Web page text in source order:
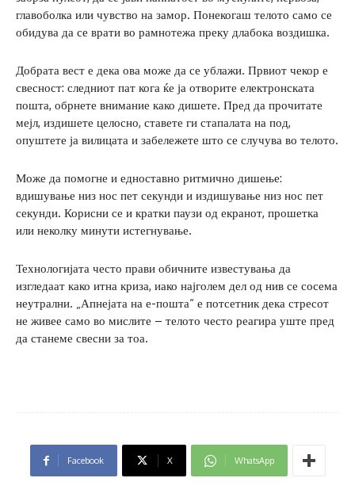
главоболка или чувство на замор. Понекогаш телото само се
обидува да се врати во рамнотежа преку длабока воздишка.
Добрата вест е дека ова може да се ублажи. Првиот чекор е
свесност: следниот пат кога ќе ја отворите електронската
пошта, обрнете внимание како дишете. Пред да прочитате
мејл, издишете целосно, ставете ги стапалата на под,
опуштете ја вилицата и забележете што се случува во телото.
Може да помогне и едноставно ритмично дишење:
вдишување низ нос пет секунди и издишување низ нос пет
секунди. Корисни се и кратки паузи од екранот, прошетка
или неколку минути истегнување.
Технологијата често прави обичните известувања да
изгледаат како итна криза, иако најголем дел од нив се сосема
неутрални. „Апнејата на е-пошта“ е потсетник дека стресот
не живее само во мислите – телото често реагира уште пред
да станеме свесни за тоа.
Facebook X WhatsApp